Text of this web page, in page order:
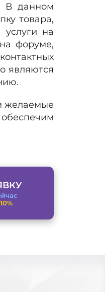
В данном
товара,
на
форуме,
являются
желаемые